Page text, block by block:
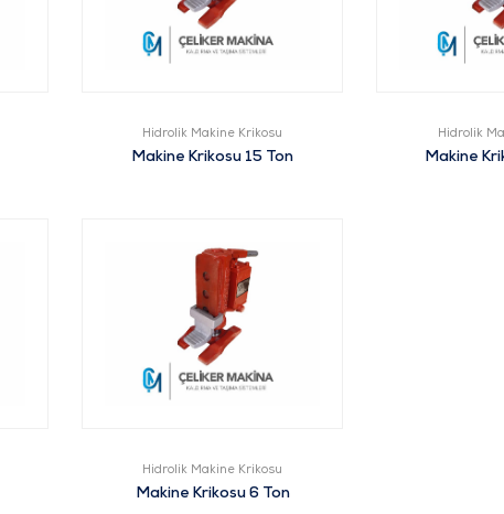
Hidrolik Makine Krikosu
Makine Krikosu 15 Ton
Hidrolik
Makine
Hidrolik Makine Krikosu
Makine Krikosu 6 Ton